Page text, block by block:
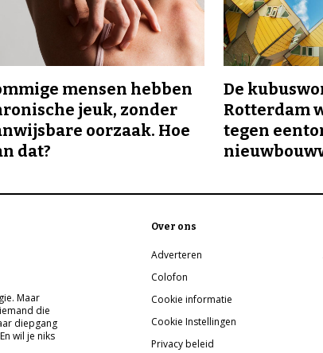
mensen hebben
jeuk, zonder
oorzaak. Hoe
dat?
De
Rotterdam
tegen
Maar
die
diepgang
wil je niks
Over ons
Adverteren
Colofon
Cookie informatie
Cookie Instellingen
Privacy beleid